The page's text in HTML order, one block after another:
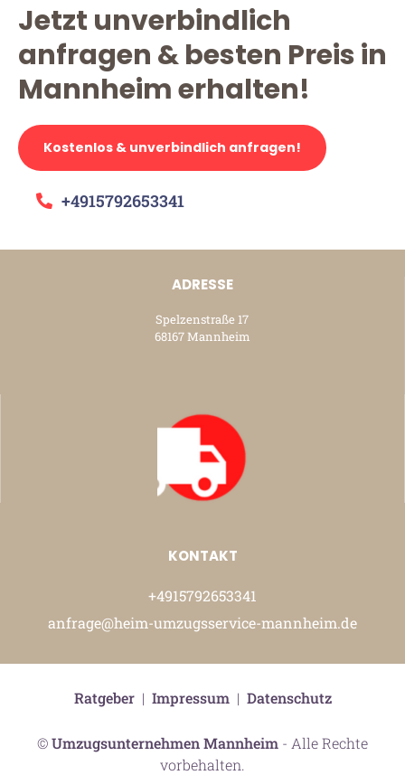
Jetzt unverbindlich
anfragen & besten Preis in
Mannheim erhalten!
Kostenlos & unverbindlich anfragen!
+4915792653341
ADRESSE
Spelzenstraße 17
68167 Mannheim
KONTAKT
+4915792653341
anfrage@heim-umzugsservice-mannheim.de
©Umzugsunternehmen Mannheim - Alle Rechte
vorbehalten.
Ratgeber| Impressum| Datenschutz